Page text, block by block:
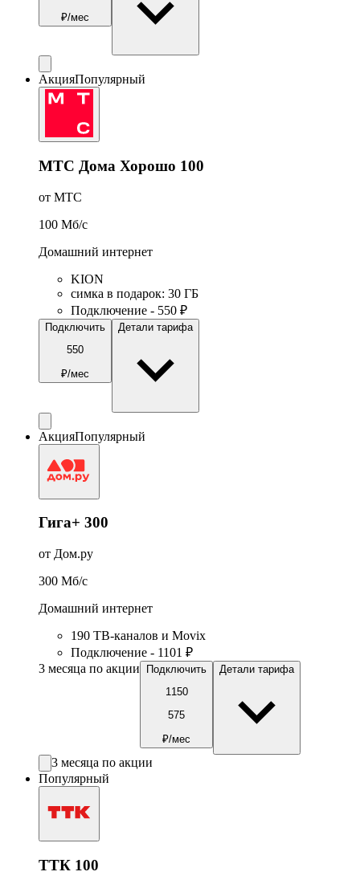
₽/мес
АкцияПопулярный
МТС Дома Хорошо 100
от МТС
100 Мб/c
Домашний интернет
KION
симка в подарок: 30 ГБ
Подключение - 550 ₽
Подключить
550
₽/мес
Детали тарифа
АкцияПопулярный
Гига+ 300
от Дом.ру
300 Мб/c
Домашний интернет
190 ТВ-каналов и Movix
Подключение - 1101 ₽
3 месяца по акции
Подключить
1150
575
₽/мес
Детали тарифа
3 месяца по акции
Популярный
ТТК 100